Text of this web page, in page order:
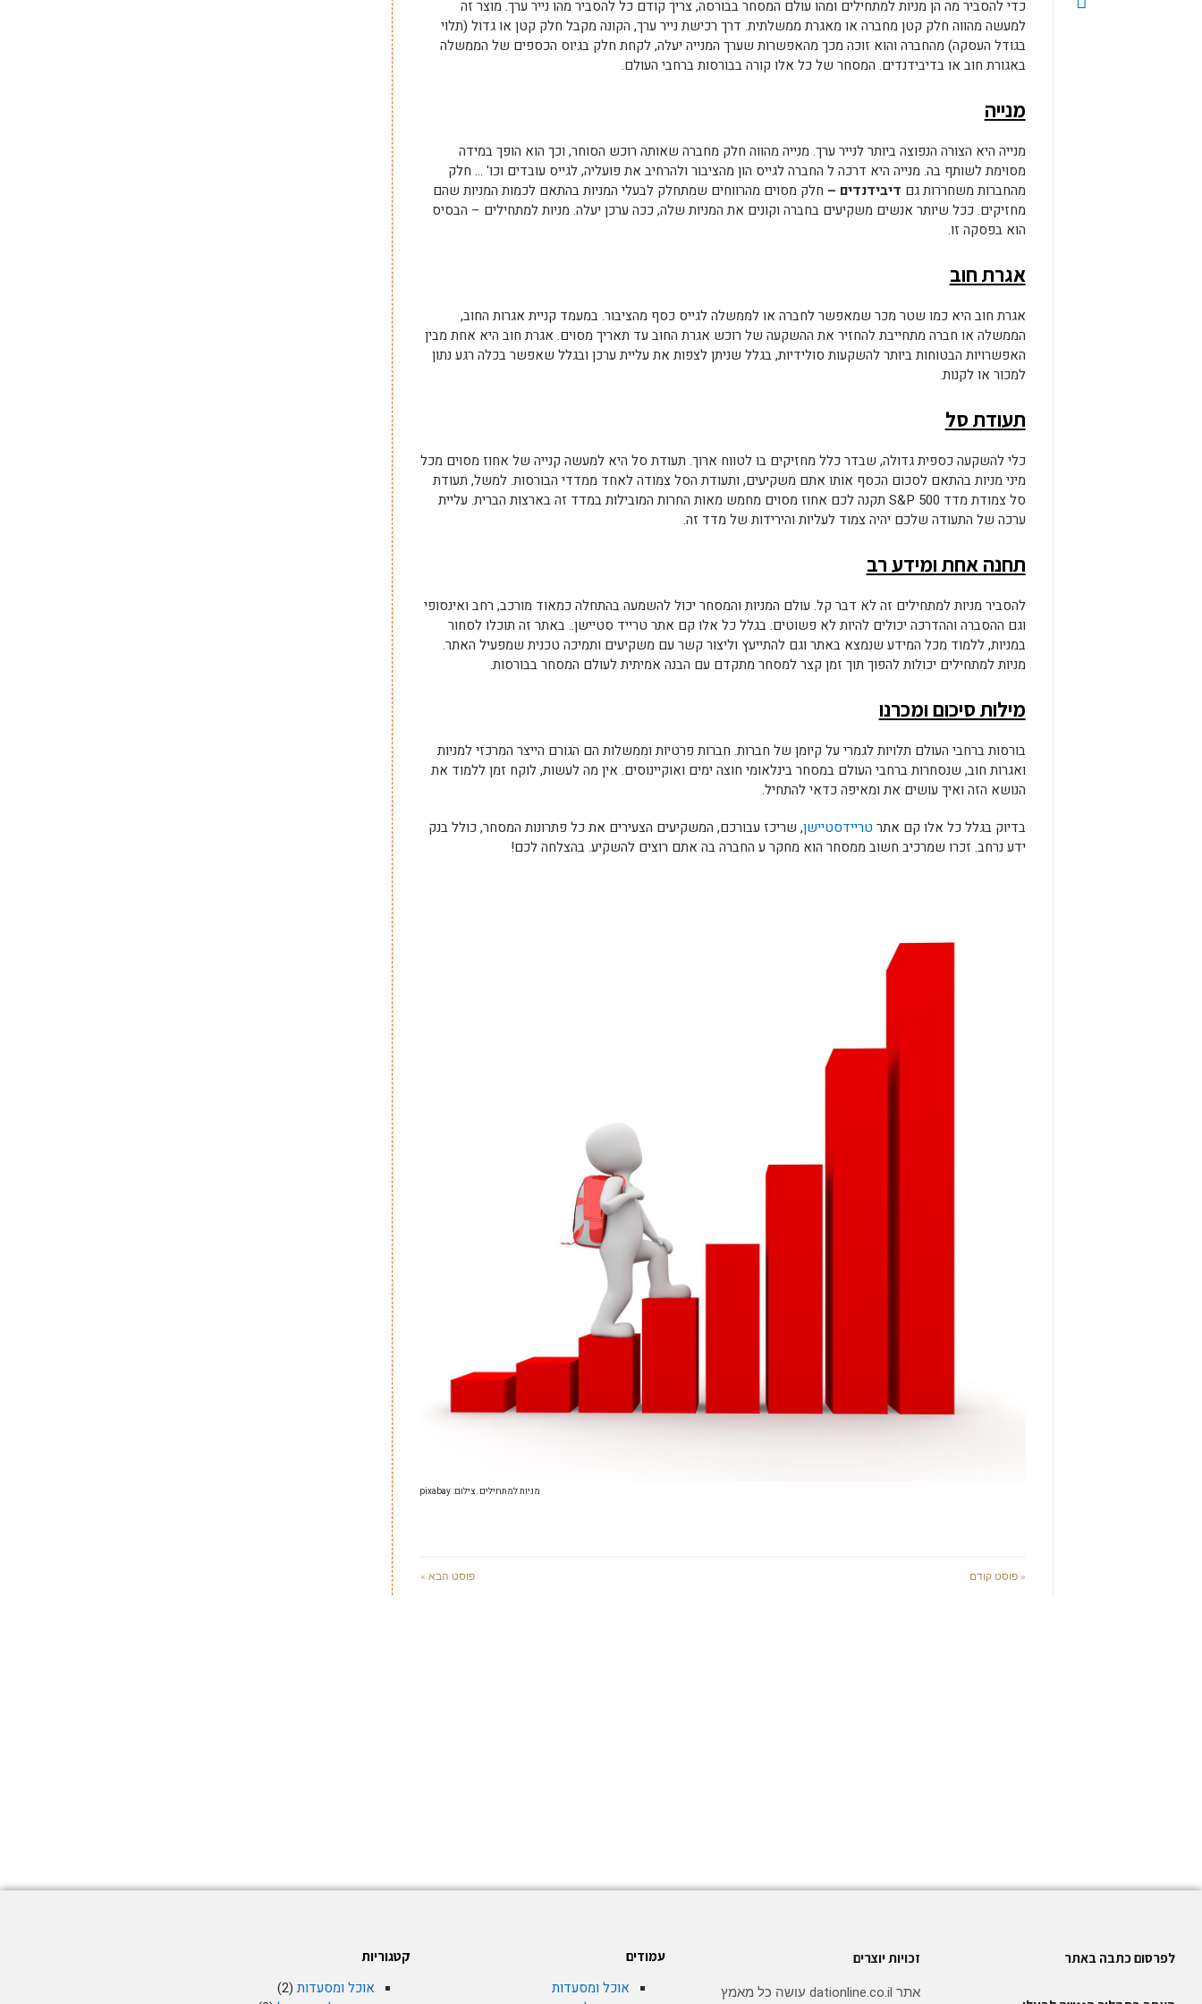
כדי להסביר מה הן מניות למתחילים ומהו עולם המסחר בבורסה, צריך קודם כל להסביר מהו נייר ערך. מוצר זה
למעשה מהווה חלק קטן מחברה או מאגרת ממשלתית. דרך רכישת נייר ערך, הקונה מקבל חלק קטן או גדול (תלוי
בגודל העסקה) מהחברה והוא זוכה מכך מהאפשרות שערך המנייה יעלה, לקחת חלק בגיוס הכספים של הממשלה
באגורת חוב או בדיבידנדים. המסחר של כל אלו קורה בבורסות ברחבי העולם.
מנייה
מנייה היא הצורה הנפוצה ביותר לנייר ערך. מנייה מהווה חלק מחברה שאותה רוכש הסוחר, וכך הוא הופך במידה
מסוימת לשותף בה. מנייה היא דרכה ל החברה לגייס הון מהציבור ולהרחיב את פועליה, לגייס עובדים וכו' … חלק
מהחברות משחררות גם דיבידנדים – חלק מסוים מהרווחים שמתחלק לבעלי המניות בהתאם לכמות המניות שהם
מחזיקים. ככל שיותר אנשים משקיעים בחברה וקונים את המניות שלה, ככה ערכן יעלה. מניות למתחילים – הבסיס
הוא בפסקה זו.
אגרת חוב
אגרת חוב היא כמו שטר מכר שמאפשר לחברה או לממשלה לגייס כסף מהציבור. במעמד קניית אגרות החוב,
הממשלה או חברה מתחייבת להחזיר את ההשקעה של רוכש אגרת החוב עד תאריך מסוים. אגרת חוב היא אחת מבין
האפשרויות הבטוחות ביותר להשקעות סולידיות, בגלל שניתן לצפות את עליית ערכן ובגלל שאפשר בכלה רגע נתון
למכור או לקנות.
תעודת סל
כלי להשקעה כספית גדולה, שבדר כלל מחזיקים בו לטווח ארוך. תעודת סל היא למעשה קנייה של אחוז מסוים מכל
מיני מניות בהתאם לסכום הכסף אותו אתם משקיעים, ותעודת הסל צמודה לאחד ממדדי הבורסות. למשל, תעודת
סל צמודת מדד S&P 500 תקנה לכם אחוז מסוים מחמש מאות החרות המובילות במדד זה בארצות הברית. עליית
ערכה של התעודה שלכם יהיה צמוד לעליות והירידות של מדד זה.
תחנה אחת ומידע רב
להסביר מניות למתחילים זה לא דבר קל. עולם המניות והמסחר יכול להשמעה בהתחלה כמאוד מורכב, רחב ואינסופי
וגם ההסברה וההדרכה יכולים להיות לא פשוטים. בגלל כל אלו קם אתר טרייד סטיישן.. באתר זה תוכלו לסחור
במניות, ללמוד מכל המידע שנמצא באתר וגם להתייעץ וליצור קשר עם משקיעים ותמיכה טכנית שמפעיל האתר.
מניות למתחילים יכולות להפוך תוך זמן קצר למסחר מתקדם עם הבנה אמיתית לעולם המסחר בבורסות.
מילות סיכום ומכרנו
בורסות ברחבי העולם תלויות לגמרי על קיומן של חברות. חברות פרטיות וממשלות הם הגורם הייצר המרכזי למניות
ואגרות חוב, שנסחרות ברחבי העולם במסחר בינלאומי חוצה ימים ואוקיינוסים. אין מה לעשות, לוקח זמן ללמוד את
הנושא הזה ואיך עושים את ומאיפה כדאי להתחיל.
בדיוק בגלל כל אלו קם אתר טריידסטיישן, שריכז עבורכם, המשקיעים הצעירים את כל פתרונות המסחר, כולל בנק
ידע נרחב. זכרו שמרכיב חשוב ממסחר הוא מחקר ע החברה בה אתם רוצים להשקיע. בהצלחה לכם!
מניות למתחילים. צילום: pixabay
« פוסט קודם פוסט הבא »
לפרסום כתבה באתר זכויות יוצרים
אתר dationline.co.il עושה כל מאמץ
עמודים
אוכל ומסעדות
קטגוריות
אוכל ומסעדות (2)